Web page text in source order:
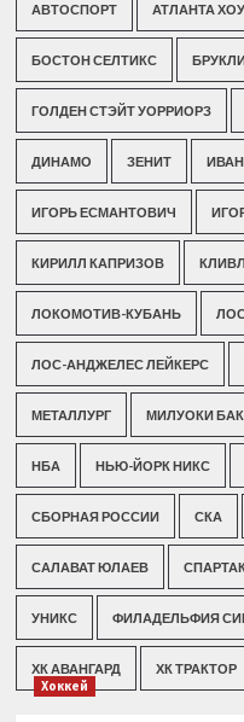
АВТОСПОРТ АТЛАНТА
БОСТОН СЕЛТИКС
ГОЛДЕН СТЭЙТ УОРРИОРЗ
ДИНАМО ЗЕНИТ
ИГОРЬ ЕСМАНТОВИЧ
КИРИЛЛ КАПРИЗОВ
ЛОКОМОТИВ-КУБАНЬ
ЛОС-АНДЖЕЛЕС ЛЕЙКЕРС
МЕТАЛЛУРГ МИЛУОКИ
НБА НЬЮ-ЙОРК НИКС
СБОРНАЯ РОССИИ СКА
САЛАВАТ ЮЛАЕВ
УНИКС ФИЛАДЕЛЬФИЯ
ХК АВАНГАРД ХК ТРАКТОР
Хоккей